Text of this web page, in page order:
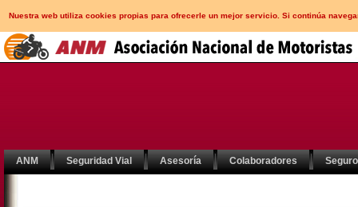
Nuestra web utiliza cookies propias para ofrecerle un mejor servicio. Si continúa
ANM Seguridad Vial Asesoría Colaboradores